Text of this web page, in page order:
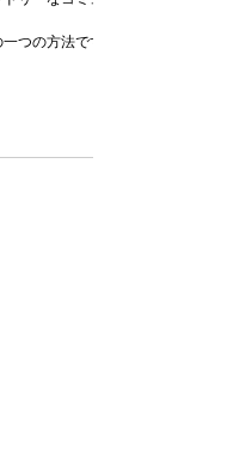
つの方法です。